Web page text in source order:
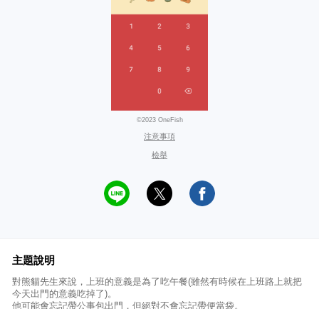
©2023 OneFish
注意事項
檢舉
主題說明
對熊貓先生來說，上班的意義是為了吃午餐(雖然有時候在上班路上就把
今天出門的意義吃掉了)。
他可能會忘記帶公事包出門，但絕對不會忘記帶便當袋。